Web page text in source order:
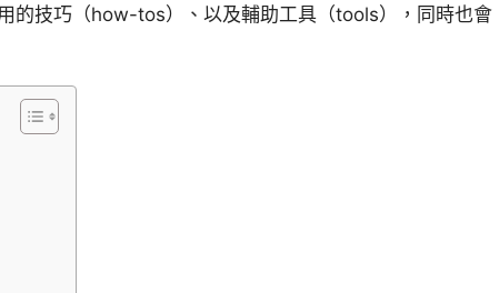
的技巧（how-tos）、以及輔助工具（tools），同時也會